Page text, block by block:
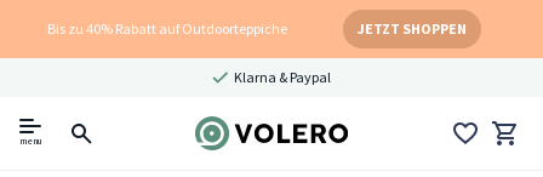
Bis zu 40% Rabatt auf Outdoorteppiche JETZT SHOPPEN
Klarna & Paypal
menu